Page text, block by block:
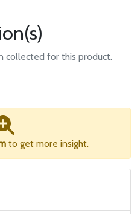
collected for this product.
to get more insight.